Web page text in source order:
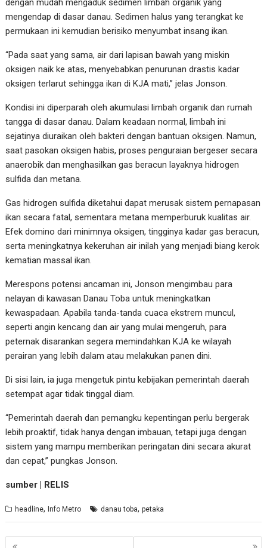
dengan mudah mengaduk sedimen limbah organik yang
mengendap di dasar danau. Sedimen halus yang terangkat ke
permukaan ini kemudian berisiko menyumbat insang ikan.
“Pada saat yang sama, air dari lapisan bawah yang miskin
oksigen naik ke atas, menyebabkan penurunan drastis kadar
oksigen terlarut sehingga ikan di KJA mati,” jelas Jonson.
Kondisi ini diperparah oleh akumulasi limbah organik dan rumah
tangga di dasar danau. Dalam keadaan normal, limbah ini
sejatinya diuraikan oleh bakteri dengan bantuan oksigen. Namun,
saat pasokan oksigen habis, proses penguraian bergeser secara
anaerobik dan menghasilkan gas beracun layaknya hidrogen
sulfida dan metana.
Gas hidrogen sulfida diketahui dapat merusak sistem pernapasan
ikan secara fatal, sementara metana memperburuk kualitas air.
Efek domino dari minimnya oksigen, tingginya kadar gas beracun,
serta meningkatnya kekeruhan air inilah yang menjadi biang kerok
kematian massal ikan.
Merespons potensi ancaman ini, Jonson mengimbau para
nelayan di kawasan Danau Toba untuk meningkatkan
kewaspadaan. Apabila tanda-tanda cuaca ekstrem muncul,
seperti angin kencang dan air yang mulai mengeruh, para
peternak disarankan segera memindahkan KJA ke wilayah
perairan yang lebih dalam atau melakukan panen dini.
Di sisi lain, ia juga mengetuk pintu kebijakan pemerintah daerah
setempat agar tidak tinggal diam.
“Pemerintah daerah dan pemangku kepentingan perlu bergerak
lebih proaktif, tidak hanya dengan imbauan, tetapi juga dengan
sistem yang mampu memberikan peringatan dini secara akurat
dan cepat,” pungkas Jonson.
sumber | RELIS
headline,Info Metro danau toba,petaka
Navigasi